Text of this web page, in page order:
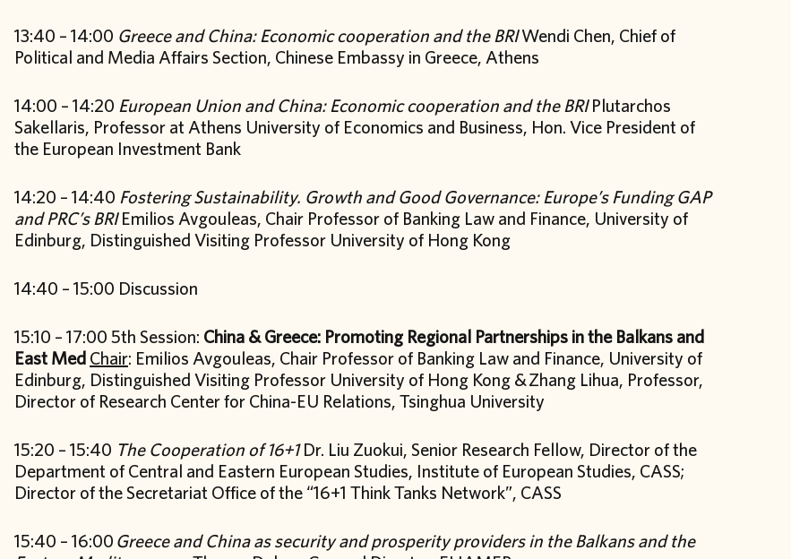
13:40 – 14:00 Greece and China: Economic cooperation and the BRIWendi Chen, Chief of
Political and Media Affairs Section, Chinese Embassy in Greece, Athens
14:00 – 14:20 European Union and China: Economic cooperation and the BRIPlutarchos
Sakellaris, Professor at Athens University of Economics and Business, Hon. Vice President of
the European Investment Bank
14:20 – 14:40 Fostering Sustainability. Growth and Good Governance: Europe’s Funding GAP
and PRC’s BRIEmilios Avgouleas, Chair Professor of Banking Law and Finance, University of
Edinburg, Distinguished Visiting Professor University of Hong Kong
14:40 – 15:00 Discussion
15:10 – 17:00 5th Session: China & Greece: Promoting Regional Partnerships in the Balkans and
East MedChair: Emilios Avgouleas, Chair Professor of Banking Law and Finance, University of
Edinburg, Distinguished Visiting Professor University of Hong Kong & Zhang Lihua, Professor,
Director of Research Center for China-EU Relations, Tsinghua University
15:20 – 15:40 The Cooperation of 16+1Dr. Liu Zuokui, Senior Research Fellow, Director of the
Department of Central and Eastern European Studies, Institute of European Studies, CASS;
Director of the Secretariat Office of the “16+1 Think Tanks Network”, CASS
15:40 – 16:00Greece and China as security and prosperity providers in the Balkans and the